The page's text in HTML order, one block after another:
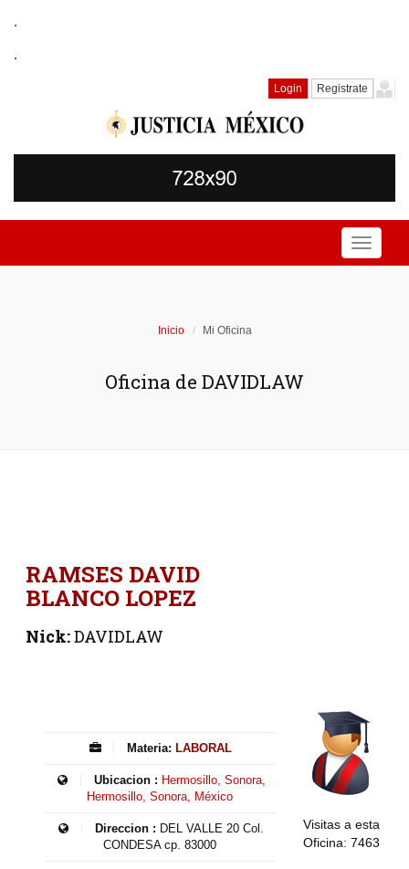
.
.
Login Registrate
Toggle
Inicio Mi Oficina
Oficina de DAVIDLAW
RAMSES DAVID
BLANCO LOPEZ
Nick:DAVIDLAW
Materia: LABORAL
Ubicacion : Hermosillo, Sonora,
Hermosillo, Sonora, México
Direccion : DEL VALLE 20 Col.
CONDESA cp. 83000
Visitas a esta
Oficina: 7463